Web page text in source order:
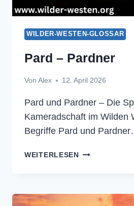
WILDER-WESTEN-GLOSSAR
Pard – Pardner
Von Alex 12. April 2026
Pard und Pardner – Die
Kameradschaft im Wilden
Begriffe Pard und
WEITERLESENPARD